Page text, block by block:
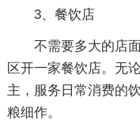
3、餐饮店
不需要多大的店
区开一家餐饮店。无
主，服务日常消费的
粮细作。